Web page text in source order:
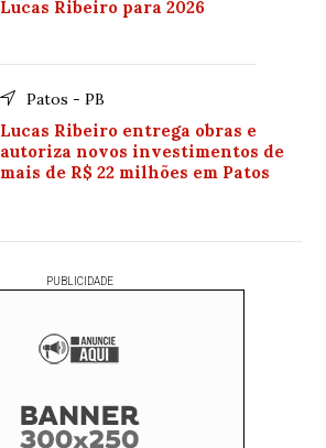
Lucas Ribeiro para 2026
Patos - PB
Lucas Ribeiro entrega obras e
autoriza novos investimentos de
mais de R$ 22 milhões em Patos
PUBLICIDADE